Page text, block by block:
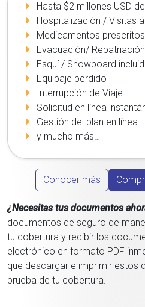
Hasta $2 millones USD
Hospitalización / Visitas
Medicamentos prescritos
Evacuación/ Repatriación
Esquí / Snowboard
Equipaje perdido
Interrupción de Viaje
Solicitud en línea
Gestión del plan en línea
y mucho más…
Conocer más
¿Necesitas tus documentos
documentos de seguro de
tu cobertura y recibir los
electrónico en formato PDF
que descargar e imprimir estos
prueba de tu cobertura.